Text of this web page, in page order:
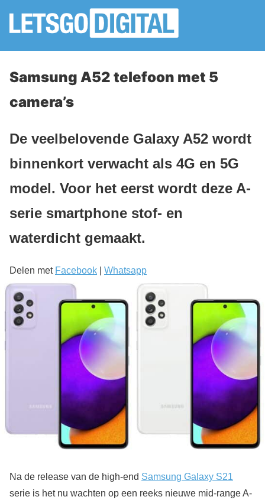
Samsung A52 telefoon met 5
camera’s
De veelbelovende Galaxy A52 wordt
binnenkort verwacht als 4G en 5G
model. Voor het eerst wordt deze A-
serie smartphone stof- en
waterdicht gemaakt.
Delen met Facebook Whatsapp
Na de release van de high-end Samsung Galaxy S21
serie is het nu wachten op een reeks nieuwe mid-range A-